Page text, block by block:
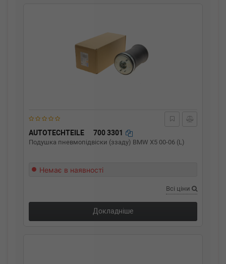
AUTOTECHTEILE 700 3301
Подушка пневмопідвіски (ззаду) BMW X5 00-06 (L)
Немає в наявності
Всі ціни
Докладніше